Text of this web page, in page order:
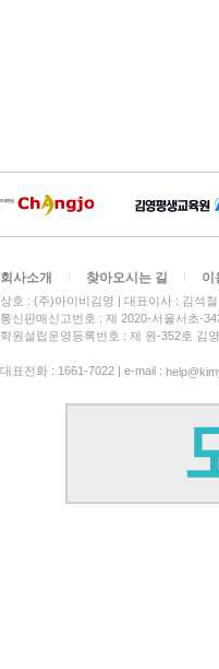
회사소개 찾아오시는 길 이
상호 : (주)아이비김영 대표이사 : 김석철
통신판매신고번호 : 제 2020-서울서초-
학원설립운영등록번호 : 제 원-352호 김
대표전화 : 1661-7022 | e-mail :